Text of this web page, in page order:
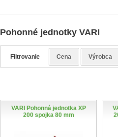
Pohonné jednotky VARI
Filtrovanie Cena Výrobca
VARI Pohonná jednotka XP
200 spojka 80 mm